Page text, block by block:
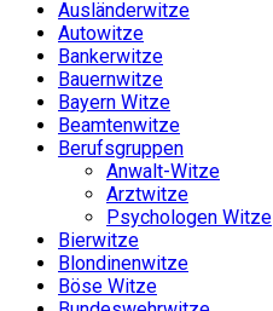
Ausländerwitze
Autowitze
Bankerwitze
Bauernwitze
Bayern Witze
Beamtenwitze
Berufsgruppen
Anwalt-Witze
Arztwitze
Psychologen Witze
Bierwitze
Blondinenwitze
Böse Witze